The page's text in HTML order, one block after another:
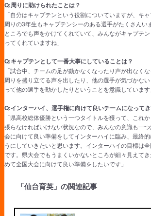
Q:周りに助けられたことは？
「自分はキャプテンという役割についていますが、キ
周りの3年生もキャプテンシーのある選手がたくさんい
ところでも声をかけてくれていて、みんながキャプテ
ってくれていますね」
Q:キャプテンとして一番大事にしていることは？
「試合中、チームの足が動かなくなったり声が出なく
周りを盛り立てる声を出したり、他の選手が気づかな
って他の選手を動かしたりということを意識しています
Q:インターハイ、選手権に向けて良いチームになって
「県高校総体優勝という一つタイトルを獲って、これ
張らなければいけない状況なので、みんなの意識も一
会に向けて良い準備をしてインターハイに臨み、最終
うにしていきたいと思います。インターハイの目標は
です。県大会でもうまくいかないところが細々見えて
めて全国大会に向けて良い準備をしたいです」
「仙台育英」の関連記事